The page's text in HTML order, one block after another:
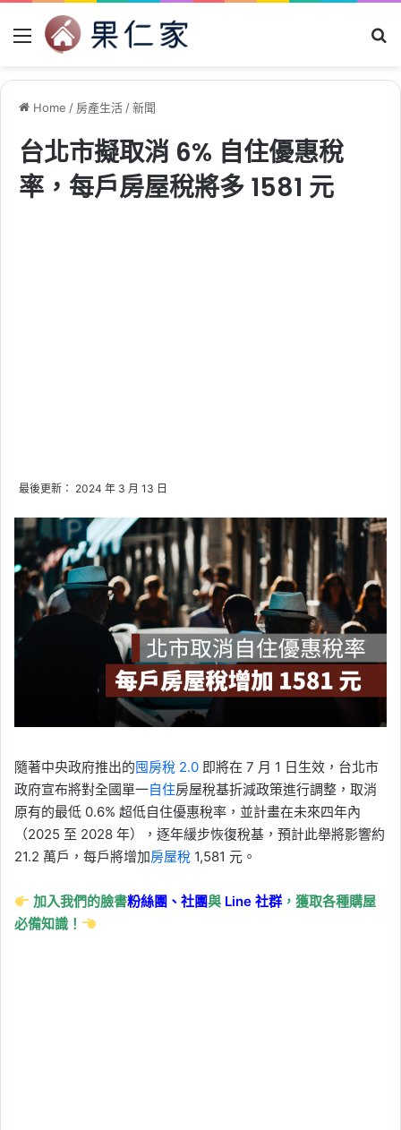
Menu
Home / 房產生活/新聞
台北市擬取消 6% 自住優惠稅
率，每戶房屋稅將多 1581 元
最後更新： 2024 年 3 月 13 日
隨著中央政府推出的囤房稅 2.0 即將在 7 月 1 日生效，台北市
政府宣布將對全國單一自住房屋稅基折減政策進行調整，取消
原有的最低 0.6% 超低自住優惠稅率，並計畫在未來四年內
（2025 至 2028 年），逐年緩步恢復稅基，預計此舉將影響約
21.2 萬戶，每戶將增加房屋稅 1,581 元。
加入我們的臉書粉絲團、社團與 Line社群 ，獲取各種購屋
必備知識！